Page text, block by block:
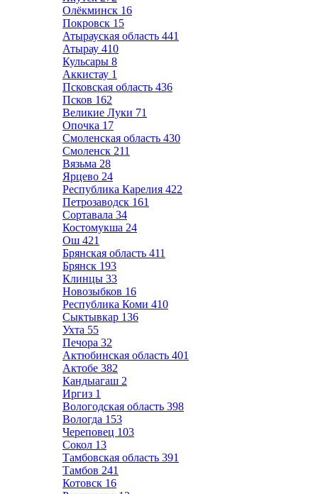
Олёкминск 16
Покровск 15
Атырауская область 441
Атырау 410
Кульсары 8
Аккистау 1
Псковская область 436
Псков 162
Великие Луки 71
Опочка 17
Смоленская область 430
Смоленск 211
Вязьма 28
Ярцево 24
Республика Карелия 422
Петрозаводск 161
Сортавала 34
Костомукша 24
Ош 421
Брянская область 411
Брянск 193
Клинцы 33
Новозыбков 16
Республика Коми 410
Сыктывкар 136
Ухта 55
Печора 32
Актюбинская область 401
Актобе 382
Кандыагаш 2
Иргиз 1
Вологодская область 398
Вологда 153
Череповец 103
Сокол 13
Тамбовская область 391
Тамбов 241
Котовск 16